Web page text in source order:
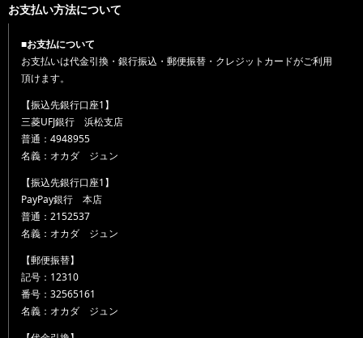
お支払い方法について
■お支払について
お支払いは代金引換・銀行振込・郵便振替・クレジットカードがご利用
頂けます。
【振込先銀行口座1】
三菱UFJ銀行 浜松支店
普通：4948955
名義：オカダ ジュン
【振込先銀行口座1】
PayPay銀行 本店
普通：2152537
名義：オカダ ジュン
【郵便振替】
記号：12310
番号：32565161
名義：オカダ ジュン